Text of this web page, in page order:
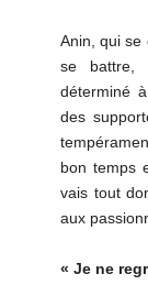
Anin, qui se
se battre,
déterminé
des
bon temps
vais tout
aux
« Je ne